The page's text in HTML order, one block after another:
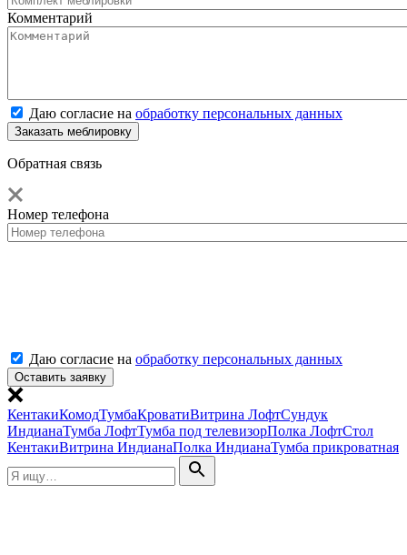
Комментарий
Даю согласие на обработку персональных данных
Обратная связь
Номер телефона
Даю согласие на обработку персональных данных
КентакиКомодТумбаКроватиВитрина ЛофтСундук
ИндианаТумба ЛофтТумба под телевизорПолка ЛофтСтол
КентакиВитрина ИндианаПолка ИндианаТумба прикроватная